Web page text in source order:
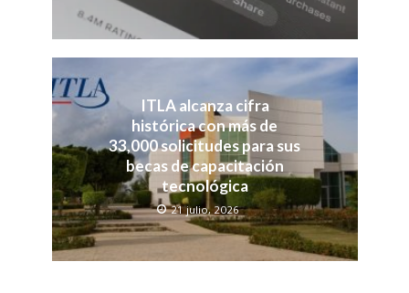
ITLA alcanza cifra
histórica con más de
33,000 solicitudes para sus
becas de capacitación
tecnológica
21 julio, 2026